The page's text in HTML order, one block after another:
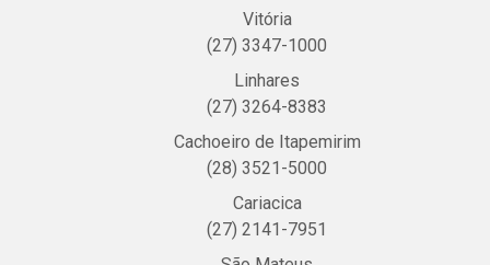
Vitória
(27) 3347-1000
Linhares
(27) 3264-8383
Cachoeiro de Itapemirim
(28) 3521-5000
Cariacica
(27) 2141-7951